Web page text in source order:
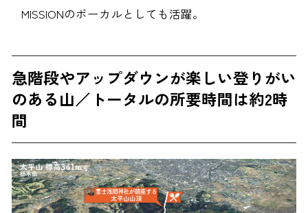
MISSIONのボーカルとしても活躍。
急階段やアップダウンが楽しい登りがい
のある山／トータルの所要時間は約2時
間